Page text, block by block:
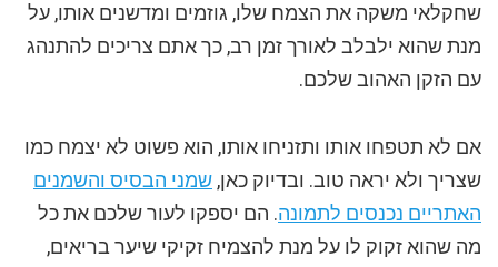
שחקלאי משקה את הצמח שלו, גוזמים ומדשנים אותו, על
מנת שהוא ילבלב לאורך זמן רב, כך אתם צריכים להתנהג
עם הזקן האהוב שלכם.
אם לא תטפחו אותו ותזניחו אותו, הוא פשוט לא יצמח כמו
שצריך ולא יראה טוב. ובדיוק כאן, שמני הבסיס והשמנים
האתריים נכנסים לתמונה. הם יספקו לעור שלכם את כל
מה שהוא זקוק לו על מנת להצמיח זקיקי שיער בריאים,